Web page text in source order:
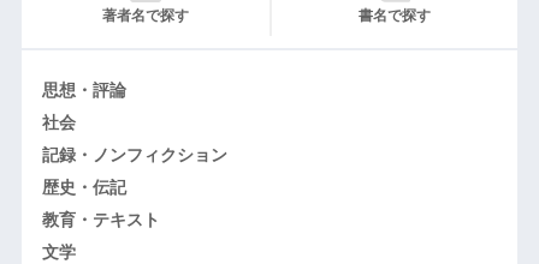
著者名で探す 書名で探す
思想・評論
社会
記録・ノンフィクション
歴史・伝記
教育・テキスト
文学